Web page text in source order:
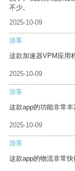
不少。
2025-10-09
游客
这款加速器VPM应用
2025-10-09
游客
这款app的功能非常丰
2025-10-09
游客
这款app的物流非常快